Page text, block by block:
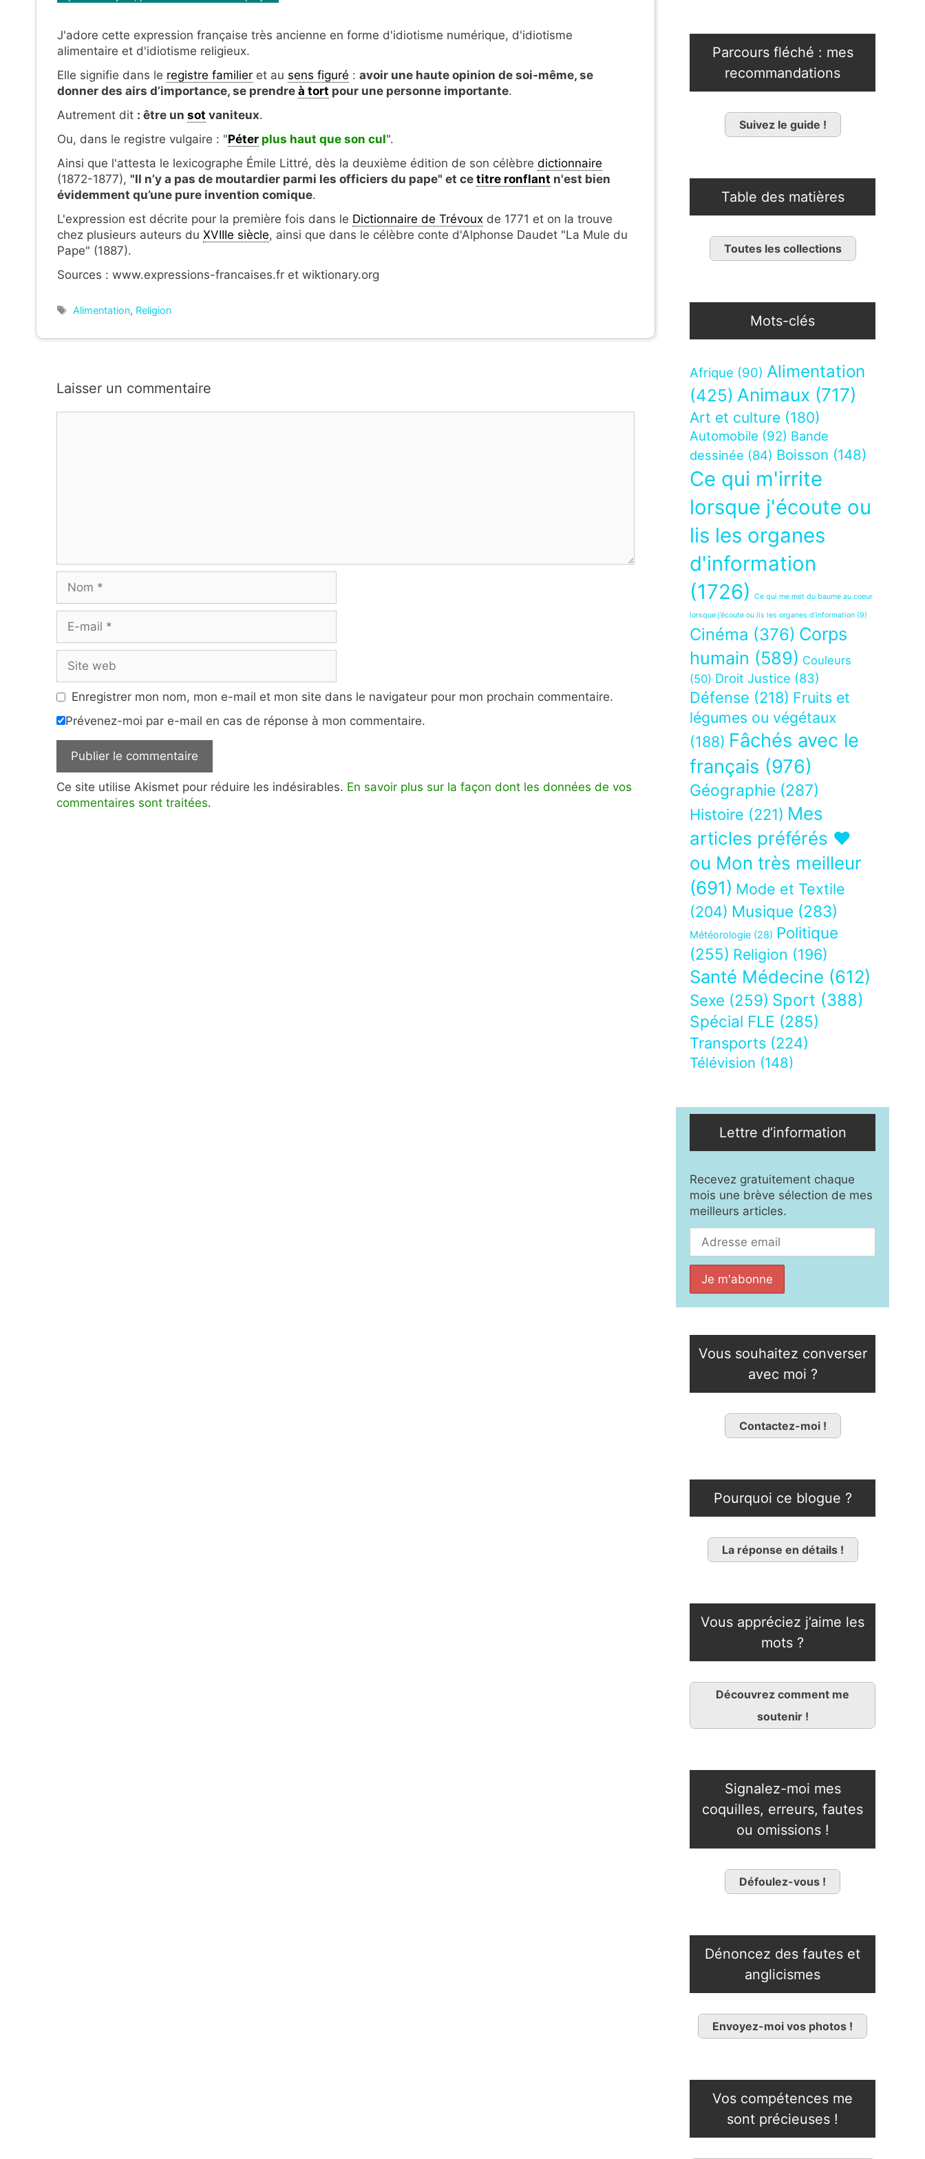
J'adore cette expression française très ancienne en forme d'idiotisme numérique, d'idiotisme
alimentaire et d'idiotisme religieux.
Elle signifie dans le registre familier et au sens figuré : avoir une haute opinion de soi-même, se
donner des airs d’importance, se prendre à tort pour une personne importante.
Autrement dit : être un sot vaniteux.
Ou, dans le registre vulgaire : "Péter plus haut que son cul".
Ainsi que l'attesta le lexicographe Émile Littré, dès la deuxième édition de son célèbre dictionnaire
(1872-1877), "Il n’y a pas de moutardier parmi les officiers du pape" et ce titre ronflant n'est bien
évidemment qu’une pure invention comique.
L'expression est décrite pour la première fois dans le Dictionnaire de Trévoux de 1771 et on la trouve
chez plusieurs auteurs du XVIIIe siècle, ainsi que dans le célèbre conte d'Alphonse Daudet "La Mule du
Pape" (1887).
Sources : www.expressions-francaises.fr et wiktionary.org
Étiquettes
Alimentation, Religion
Laisser un commentaire
mail
web
Enregistrer mon nom, mon e-mail et mon site dans le navigateur pour mon prochain commentaire.
Prévenez-moi par e-mail en cas de réponse à mon commentaire.
Ce site utilise Akismet pour réduire les indésirables. En savoir plus sur la façon dont les données de vos
commentaires sont traitées.
Parcours fléché : mes
recommandations
Suivez le guide !
Table des matières
Toutes les collections
Mots-clés
Afrique (90) Alimentation
(425) Animaux (717)
Art et culture (180)
Automobile (92) Bande
dessinée (84) Boisson (148)
Ce qui m'irrite
lorsque j'écoute ou
lis les organes
d'information
(1726)
Ce qui me met du baume au coeur
lorsque j’écoute ou lis les organes d’information (9)
Cinéma (376) Corps
humain (589) Couleurs
(50) Droit Justice (83)
Défense (218) Fruits et
légumes ou végétaux
(188) Fâchés avec le
français (976)
Géographie (287)
Histoire (221) Mes
articles préférés ❤
ou Mon très meilleur
(691) Mode et Textile
(204) Musique (283)
Météorologie (28) Politique
(255) Religion (196)
Santé Médecine (612)
Sexe (259) Sport (388)
Spécial FLE (285)
Transports (224)
Télévision (148)
Lettre d’information
Recevez gratuitement chaque
mois une brève sélection de mes
meilleurs articles.
Vous souhaitez converser
avec moi ?
Contactez-moi !
Pourquoi ce blogue ?
La réponse en détails !
Vous appréciez j’aime les
mots ?
Découvrez comment me
soutenir !
Signalez-moi mes
coquilles, erreurs, fautes
ou omissions !
Défoulez-vous !
Dénoncez des fautes et
anglicismes
Envoyez-moi vos photos !
Vos compétences me
sont précieuses !